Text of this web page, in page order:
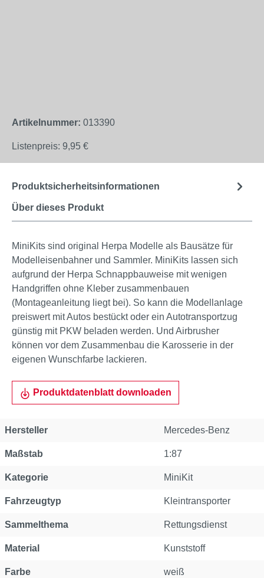
Artikelnummer: 013390
Listenpreis: 9,95 €
Über dieses Produkt
Produktsicherheitsinformationen
MiniKits sind original Herpa Modelle als Bausätze für
Modelleisenbahner und Sammler. MiniKits lassen sich
aufgrund der Herpa Schnappbauweise mit wenigen
Handgriffen ohne Kleber zusammenbauen
(Montageanleitung liegt bei). So kann die Modellanlage
preiswert mit Autos bestückt oder ein Autotransportzug
günstig mit PKW beladen werden. Und Airbrusher
können vor dem Zusammenbau die Karosserie in der
eigenen Wunschfarbe lackieren.
Produktdatenblatt downloaden
Hersteller Mercedes-Benz
Maßstab 1:87
Kategorie MiniKit
Fahrzeugtyp Kleintransporter
Sammelthema Rettungsdienst
Material Kunststoff
Farbe weiß